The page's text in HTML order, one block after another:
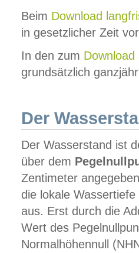
Beim Download
in gesetzlicher Zeit
In den zum Download
grundsätzlich
Der
Der Wasserstand ist
über dem
Zentimeter
die lokale
aus. Erst durch die
Wert des
Normalhöhennull